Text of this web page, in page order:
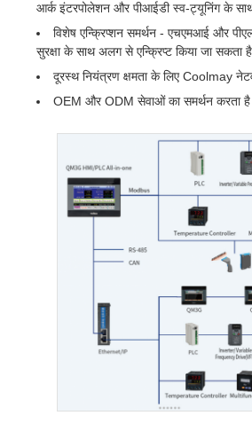
आर्क इंटरपोलेशन और पीआईडी स्व-ट्यूनिंग के
विशेष एन्क्रिप्शन समर्थन - एचएमआई और
सुरक्षा के साथ अलग से एन्क्रिप्ट किया जा सकता है
दूरस्थ नियंत्रण क्षमता के लिए Coolmay
OEM और ODM सेवाओं का समर्थन करता है